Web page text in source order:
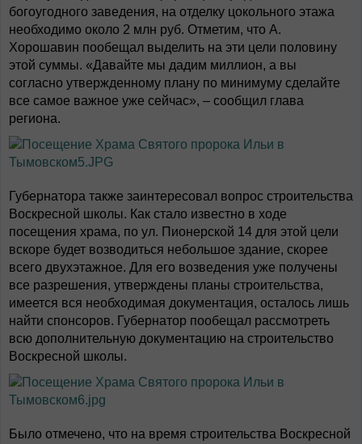
богоугодного заведения, на отделку цокольного этажа
необходимо около 2 млн руб. Отметим, что А.
Хорошавин пообещал выделить на эти цели половину
этой суммы. «Давайте мы дадим миллион, а вы
согласно утвержденному плану по минимуму сделайте
все самое важное уже сейчас», – сообщил глава
региона.
Губернатора также заинтересовал вопрос строительства
Воскресной школы. Как стало известно в ходе
посещения храма, по ул. Пионерской 14 для этой цели
вскоре будет возводиться небольшое здание, скорее
всего двухэтажное. Для его возведения уже получены
все разрешения, утверждены планы строительства,
имеется вся необходимая документация, осталось лишь
найти спонсоров. Губернатор пообещал рассмотреть
всю дополнительную документацию на строительство
Воскресной школы.
Было отмечено, что на время строительства Воскресной